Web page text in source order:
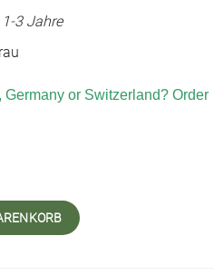
1-3 Jahre
Germany or Switzerland? Order